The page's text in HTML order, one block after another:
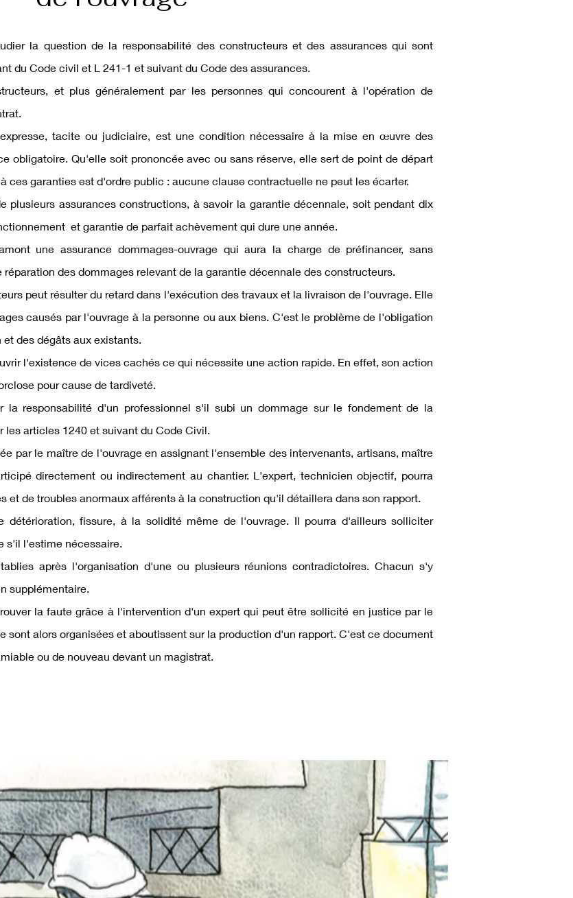
la question de la responsabilité des constructeurs et des assurances qui sont
du Code civil et L 241-1 et suivant du Code des assurances.
et plus généralement par les personnes qui concourent à l'opération de
tacite ou judiciaire, est une condition nécessaire à la mise en œuvre des
obligatoire. Qu'elle soit prononcée avec ou sans réserve, elle sert de point de départ
ces garanties est d'ordre public : aucune clause contractuelle ne peut les écarter.
plusieurs assurances constructions, à savoir la garantie décennale, soit pendant dix
et garantie de parfait achèvement qui dure une année.
une assurance dommages-ouvrage qui aura la charge de préfinancer, sans
des dommages relevant de la garantie décennale des constructeurs.
peut résulter du retard dans l'exécution des travaux et la livraison de l'ouvrage. Elle
causés par l'ouvrage à la personne ou aux biens. C'est le problème de l'obligation
des dégâts aux existants.
l'existence de vices cachés ce qui nécessite une action rapide. En effet, son action
pour cause de tardiveté.
la responsabilité d'un professionnel s'il subi un dommage sur le fondement de la
articles 1240 et suivant du Code Civil.
par le maître de l'ouvrage en assignant l'ensemble des intervenants, artisans, maître
directement ou indirectement au chantier. L'expert, technicien objectif, pourra
et de troubles anormaux afférents à la construction qu'il détaillera dans son rapport.
détérioration, fissure, à la solidité même de l'ouvrage. Il pourra d'ailleurs solliciter
s'il l'estime nécessaire.
après l'organisation d'une ou plusieurs réunions contradictoires. Chacun s'y
supplémentaire.
la faute grâce à l'intervention d'un expert qui peut être sollicité en justice par le
sont alors organisées et aboutissent sur la production d'un rapport. C'est ce document
ou de nouveau devant un magistrat.